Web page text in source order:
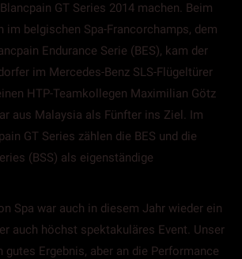
GT Series 2014 machen. Beim
im belgischen Spa-Francorchamps, dem
Endurance Serie (BES), kam der
im Mercedes-Benz SLS-Flügeltürer
HTP-Teamkollegen Maximilian Götz
aus Malaysia als Fünfter ins Ziel. Im
GT Series zählen die BES und die
(BSS) als eigenständige
Spa war auch in diesem Jahr wieder ein
auch höchst spektakuläres Event. Unser
Ergebnis, aber an die Performance